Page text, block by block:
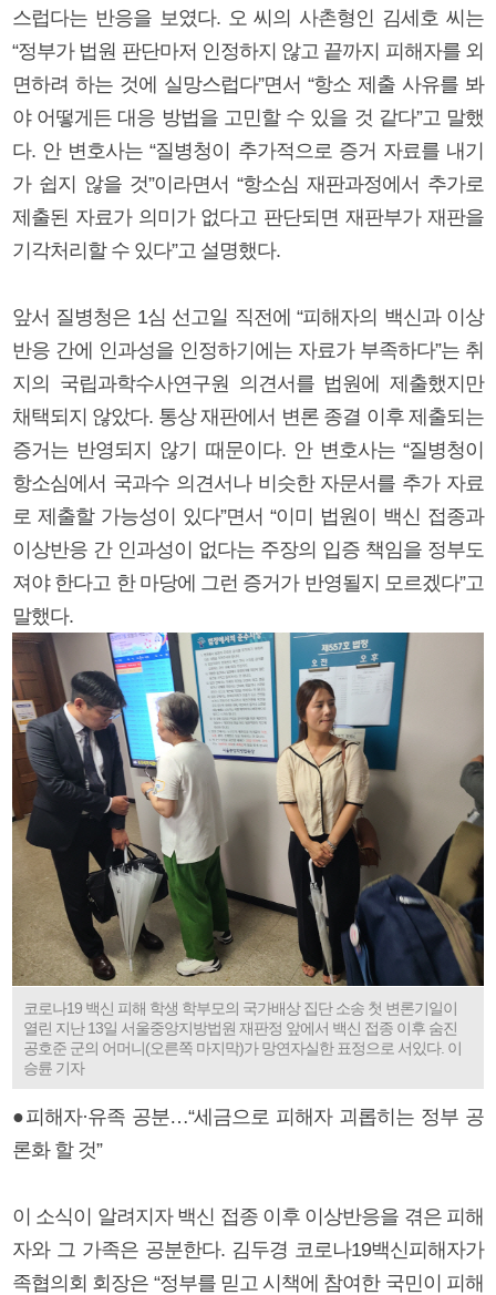
스럽다는 반응을 보였다. 오 씨의 사촌형인 김세호 씨는
“정부가 법원 판단마저 인정하지 않고 끝까지 피해자를 외
면하려 하는 것에 실망스럽다”면서 “항소 제출 사유를 봐
야 어떻게든 대응 방법을 고민할 수 있을 것 같다”고 말했
다. 안 변호사는 “질병청이 추가적으로 증거 자료를 내기
가 쉽지 않을 것”이라면서 “항소심 재판과정에서 추가로
제출된 자료가 의미가 없다고 판단되면 재판부가 재판을
기각처리할 수 있다”고 설명했다.
앞서 질병청은 1심 선고일 직전에 “피해자의 백신과 이상
반응 간에 인과성을 인정하기에는 자료가 부족하다”는 취
지의 국립과학수사연구원 의견서를 법원에 제출했지만
채택되지 않았다. 통상 재판에서 변론 종결 이후 제출되는
증거는 반영되지 않기 때문이다. 안 변호사는 “질병청이
항소심에서 국과수 의견서나 비슷한 자문서를 추가 자료
로 제출할 가능성이 있다”면서 “이미 법원이 백신 접종과
이상반응 간 인과성이 없다는 주장의 입증 책임을 정부도
져야 한다고 한 마당에 그런 증거가 반영될지 모르겠다”고
말했다.
코로나19 백신 피해 학생 학부모의 국가배상 집단 소송 첫 변론기일이
열린 지난 13일 서울중앙지방법원 재판정 앞에서 백신 접종 이후 숨진
공호준 군의 어머니(오른쪽 마지막)가 망연자실한 표정으로 서있다. 이
승륜 기자
●피해자·유족 공분…“세금으로 피해자 괴롭히는 정부 공
론화 할 것”
이 소식이 알려지자 백신 접종 이후 이상반응을 겪은 피해
자와 그 가족은 공분한다. 김두경 코로나19백신피해자가
족협의회 회장은 “정부를 믿고 시책에 참여한 국민이 피해